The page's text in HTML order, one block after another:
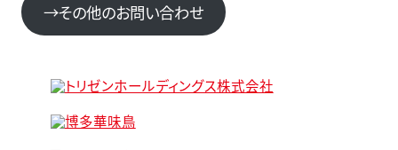
→その他のお問い合わせ